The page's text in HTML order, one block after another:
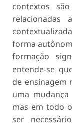
contextos
relacionadas
forma
formação
entende-se
de ensinagem
uma
mas em todo
ser